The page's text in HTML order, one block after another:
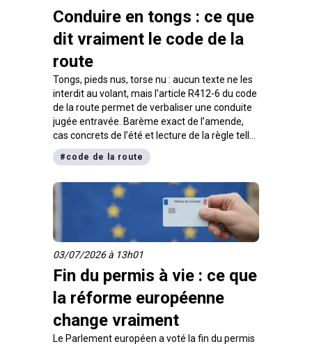
Conduire en tongs : ce que
dit vraiment le code de la
route
Tongs, pieds nus, torse nu : aucun texte ne les
interdit au volant, mais l’article R412-6 du code
de la route permet de verbaliser une conduite
jugée entravée. Barème exact de l’amende,
cas concrets de l’été et lecture de la règle telle
qu’elle tombe à l’examen du code.
# code de la route
03/07/2026 à 13h01
Fin du permis à vie : ce que
la réforme européenne
change vraiment
Le Parlement européen a voté la fin du permis